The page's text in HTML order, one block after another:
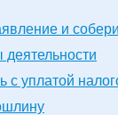
и
деятельности
с уплатой